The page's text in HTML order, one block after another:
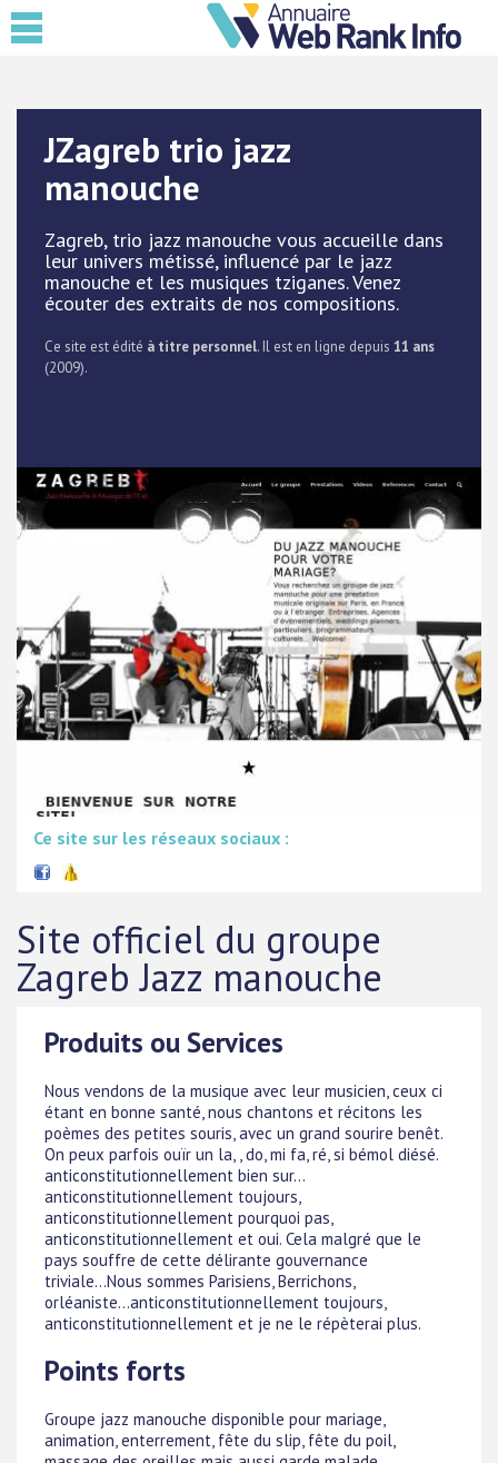
JZagreb trio jazz
manouche
Zagreb, trio jazz manouche vous accueille dans
leur univers métissé, influencé par le jazz
manouche et les musiques tziganes. Venez
écouter des extraits de nos compositions.
Ce site est édité à titre personnel. Il est en ligne depuis 11 ans
(2009).
Ce site sur les réseaux sociaux :
Site officiel du groupe
Zagreb Jazz manouche
Produits ou Services
Nous vendons de la musique avec leur musicien, ceux ci
étant en bonne santé, nous chantons et récitons les
poèmes des petites souris, avec un grand sourire benêt.
On peux parfois ouïr un la, , do, mi fa, ré, si bémol diésé.
anticonstitutionnellement bien sur...
anticonstitutionnellement toujours,
anticonstitutionnellement pourquoi pas,
anticonstitutionnellement et oui. Cela malgré que le
pays souffre de cette délirante gouvernance
triviale...Nous sommes Parisiens, Berrichons,
orléaniste...anticonstitutionnellement toujours,
anticonstitutionnellement et je ne le répèterai plus.
Points forts
Groupe jazz manouche disponible pour mariage,
animation, enterrement, fête du slip, fête du poil,